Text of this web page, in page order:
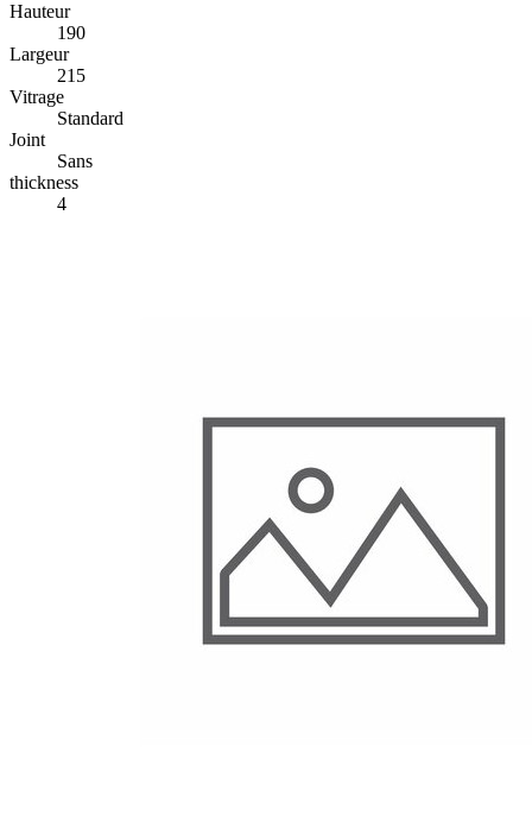
Hauteur
190
Largeur
215
Vitrage
Standard
Joint
Sans
thickness
4